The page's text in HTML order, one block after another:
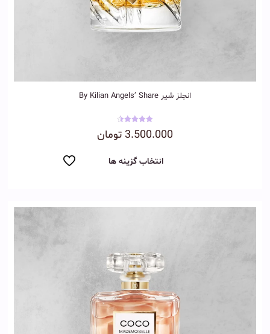
انجلز شیر By Kilian Angels’ Share
نمره
4.50
3.500.000 تومان
انتخاب گزینه ها